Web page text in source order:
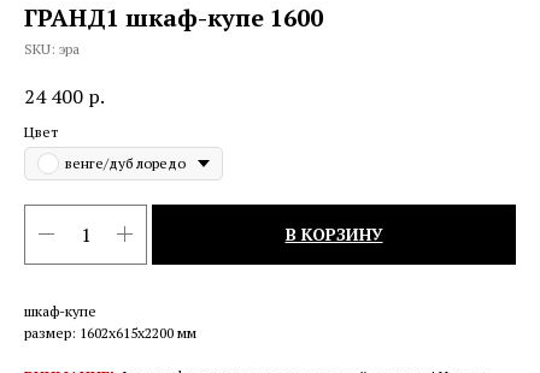
ГРАНД1 шкаф-купе 1600
SKU: эра
24 400 р.
Цвет
венге/дуб лоредо
В КОРЗИНУ
шкаф-купе
размер: 1602х615х2200 мм